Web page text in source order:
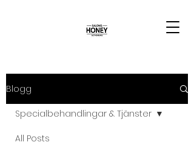
Blogg
All Posts
Specialbehandlingar & Tjänster